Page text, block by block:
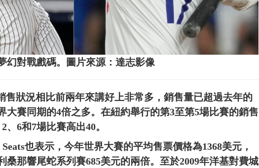
幻對戰戲碼。圖片來源：達志影像
售狀況相比前兩年來講好上非常多，銷售量已超過去年的
大賽同期的4倍之多。在紐約舉行的第3至第5場比賽的銷售
6和7場比賽高出40。
也表示，今年世界大賽的平均售票價格為1368美元，
桑那響尾蛇系列賽685美元的兩倍。至於2009年洋基對費城